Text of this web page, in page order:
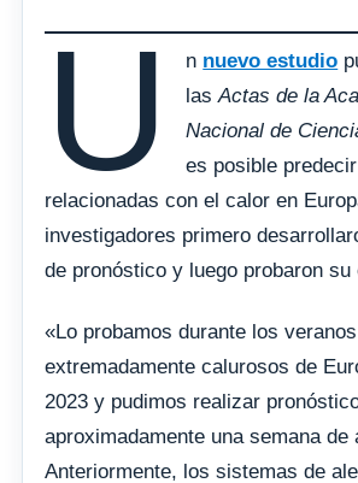
U n nuevo estudio
lasActas de la
Nacional de
es posible
relacionadas con el calor en
investigadores primero
de pronóstico y luego probaron su
«Lo probamos durante los veranos
extremadamente calurosos de
2023 y pudimos realizar
aproximadamente una semana de
Anteriormente, los sistemas de